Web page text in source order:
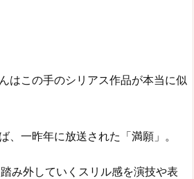
はこの手のシリアス作品が本当に似
、一昨年に放送された「満願」。
み外していくスリル感を演技や表